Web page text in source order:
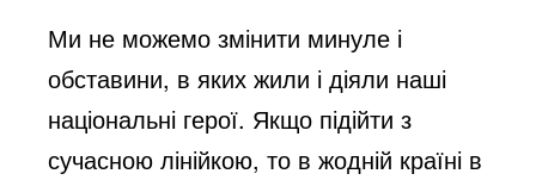
Ми не можемо змінити минуле і
обставини, в яких жили і діяли наші
національні герої. Якщо підійти з
сучасною лінійкою, то в жодній країні в